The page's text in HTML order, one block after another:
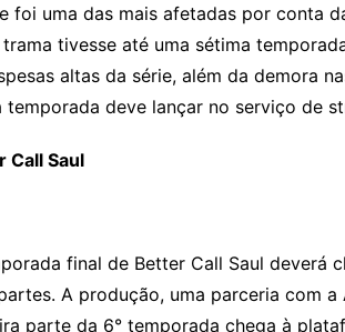
foi uma das mais afetadas por conta
tivesse até uma sétima
altas da série, além da demora
temporada deve lançar no serviço de
Call Saul
final de Better Call Saul deverá
A produção, uma parceria com
parte da 6° temporada chega à